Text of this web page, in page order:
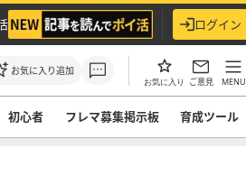
ログイン
お気に入り追加
お気に入り ご意見 MENU
初心者 フレマ募集掲示板 育成ツール